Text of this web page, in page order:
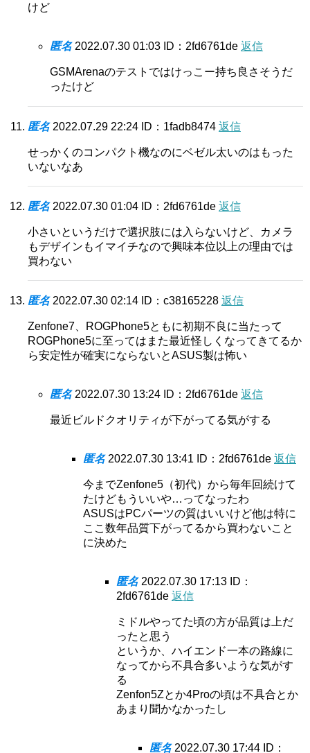
けど
匿名 2022.07.30 01:03 ID：2fd6761de 返信
GSMArenaのテストではけっこー持ち良さそうだ
ったけど
匿名 2022.07.29 22:24 ID：1fadb8474 返信
せっかくのコンパクト機なのにベゼル太いのはもった
いないなあ
匿名 2022.07.30 01:04 ID：2fd6761de 返信
小さいというだけで選択肢には入らないけど、カメラ
もデザインもイマイチなので興味本位以上の理由では
買わない
匿名 2022.07.30 02:14 ID：c38165228 返信
Zenfone7、ROGPhone5ともに初期不良に当たって
ROGPhone5に至ってはまた最近怪しくなってきてるか
ら安定性が確実にならないとASUS製は怖い
匿名 2022.07.30 13:24 ID：2fd6761de 返信
最近ビルドクオリティが下がってる気がする
匿名 2022.07.30 13:41 ID：2fd6761de 返信
今までZenfone5（初代）から毎年回続けて
たけどもういいや…ってなったわ
ASUSはPCパーツの質はいいけど他は特に
ここ数年品質下がってるから買わないこと
に決めた
匿名 2022.07.30 17:13 ID：
2fd6761de 返信
ミドルやってた頃の方が品質は上だ
ったと思う
というか、ハイエンド一本の路線に
なってから不具合多いような気がす
る
Zenfon5Zとか4Proの頃は不具合とか
あまり聞かなかったし
匿名 2022.07.30 17:44 ID：